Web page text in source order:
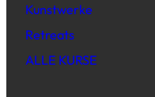
Kunstwerke
Retreats
ALLE KURSE